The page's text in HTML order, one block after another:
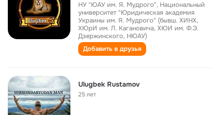
НУ "ЮАУ им. Я. Мудрого", Национальный
университет "Юридическая академия
Украины им. Я. Мудрого" (бывш. ХИНХ,
ХЮрИ им. Л. Кагановича, ХЮИ им. Ф.Э.
Дзержинского, НЮАУ)
Добавить в друзья
Ulugbek Rustamov
25 лет